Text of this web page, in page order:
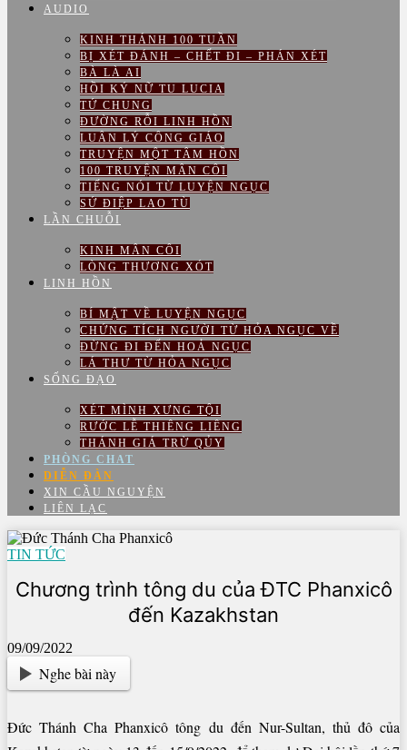
AUDIO
KINH THÁNH 100 TUẦN
BỊ XÉT ĐÁNH – CHẾT ĐI – PHÁN XÉT
BÀ LÀ AI
HỒI KÝ NỮ TU LUCIA
TỨ CHUNG
ĐƯỜNG RỖI LINH HỒN
LUÂN LÝ CÔNG GIÁO
TRUYỆN MỘT TÂM HỒN
100 TRUYỆN MÂN CÔI
TIẾNG NÓI TỪ LUYỆN NGỤC
SỨ ĐIỆP LAO TÙ
LẦN CHUỖI
KINH MÂN CÔI
LÒNG THƯƠNG XÓT
LINH HỒN
BÍ MẬT VỀ LUYỆN NGỤC
CHỨNG TÍCH NGƯỜI TỪ HỎA NGỤC VỀ
ĐỪNG ĐI ĐẾN HOẢ NGỤC
LÁ THƯ TỪ HỎA NGỤC
SỐNG ĐẠO
XÉT MÌNH XƯNG TỘI
RƯỚC LỄ THIÊNG LIÊNG
THÁNH GIÁ TRỪ QỦY
PHÒNG CHAT
DIỄN ĐÀN
XIN CẦU NGUYỆN
LIÊN LẠC
TIN TỨC
Chương trình tông du của ĐTC Phanxicô
đến Kazakhstan
09/09/2022
Nghe bài này
Đức Thánh Cha Phanxicô tông du đến Nur-Sultan, thủ đô của